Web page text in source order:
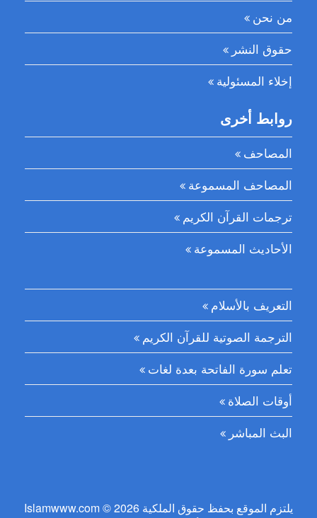
من نحن
حقوق النشر
إخلاء المسئولية
روابط أخرى
المصاحف
المصاحف المسموعة
ترجمات القرآن الكريم
الأحاديث المسموعة
التعريف بالأسلام
الترجمة الصوتية للقرآن الكريم
تعلم سورة الفاتحة بعدة لغات
أوقات الصلاة
البث المباشر
Islamwww.com © 2026 يلتزم الموقع بحفظ حقوق الملكية